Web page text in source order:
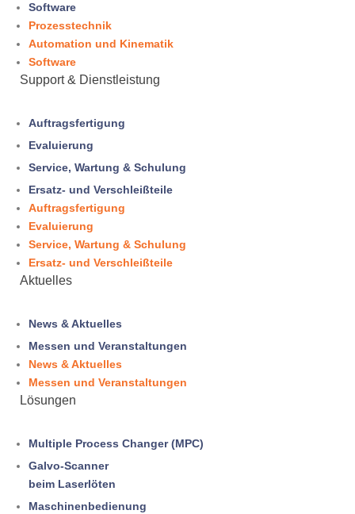
Software
Prozesstechnik
Automation und Kinematik
Software
Support & Dienstleistung
Auftragsfertigung
Evaluierung
Service, Wartung & Schulung
Ersatz- und Verschleißteile
Auftragsfertigung
Evaluierung
Service, Wartung & Schulung
Ersatz- und Verschleißteile
Aktuelles
News & Aktuelles
Messen und Veranstaltungen
News & Aktuelles
Messen und Veranstaltungen
Lösungen
Multiple Process Changer (MPC)
Galvo-Scanner
beim Laserlöten
Maschinenbedienung